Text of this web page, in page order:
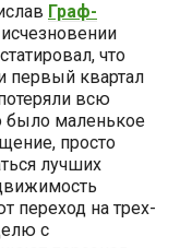
Граф-
что
первый квартал
всю
было маленькое
просто
лучших
переход на трех-
с